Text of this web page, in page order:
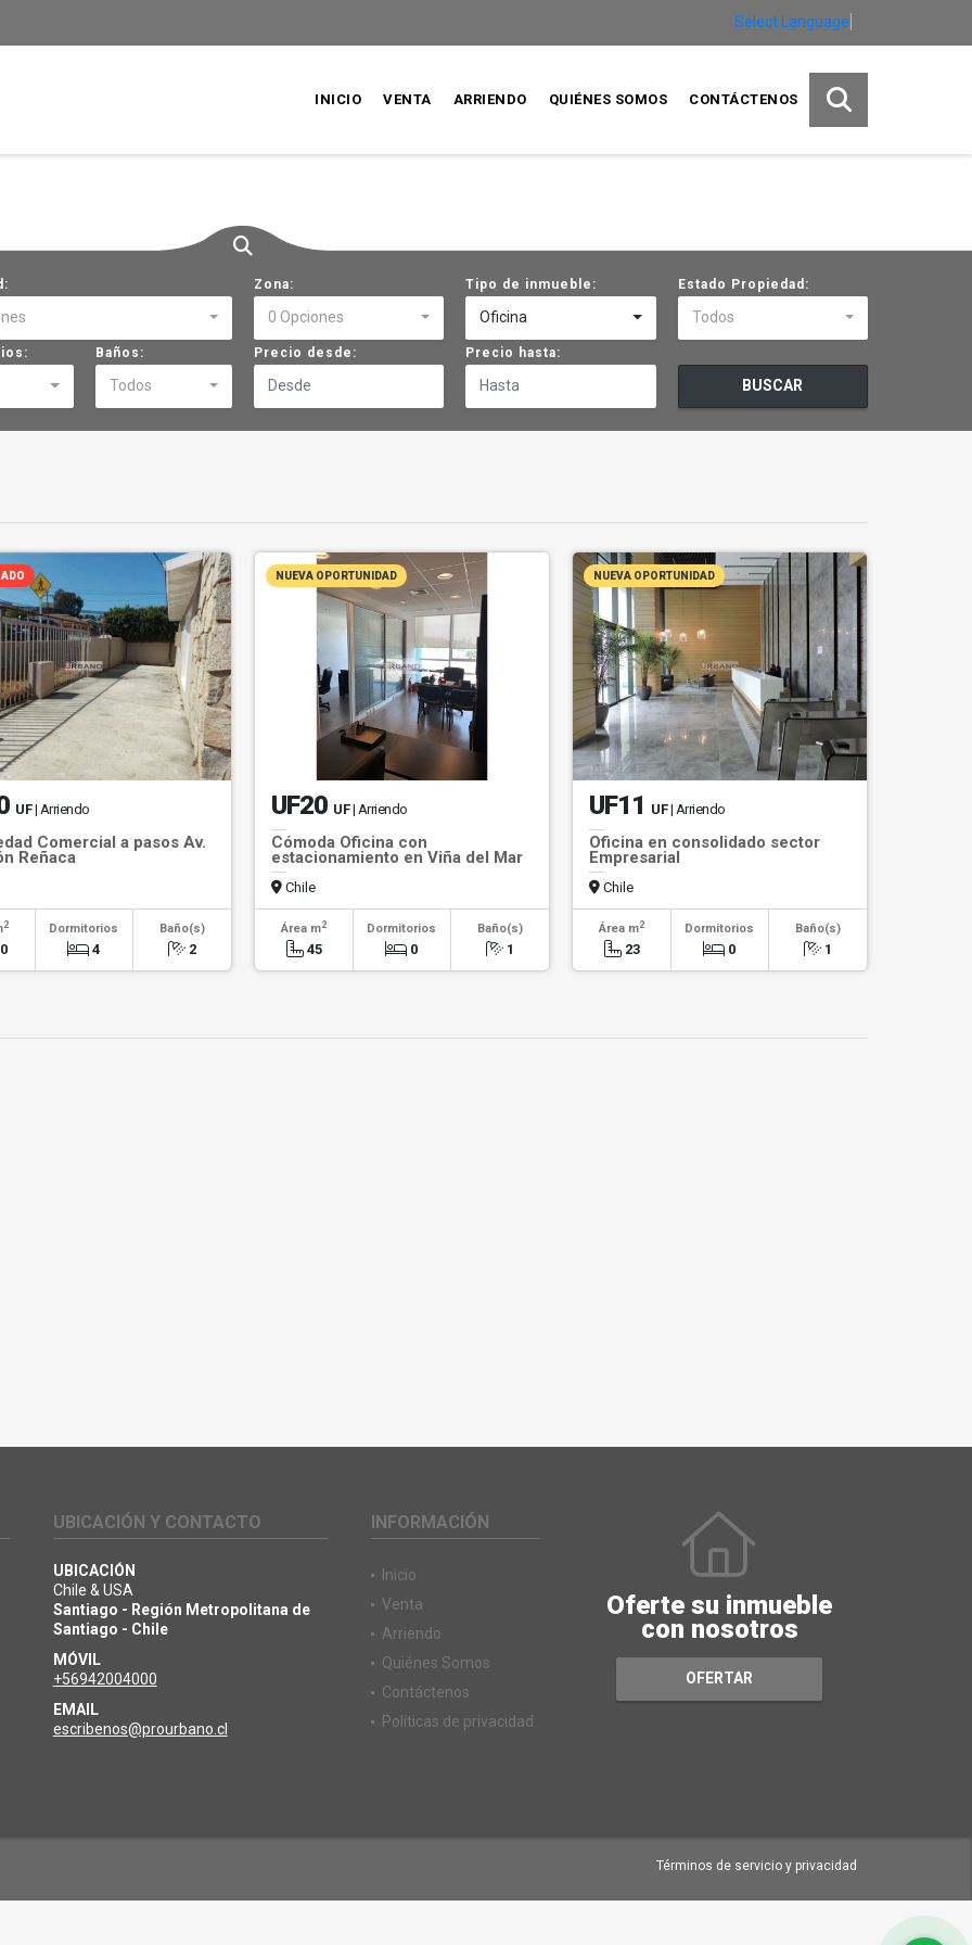
Select Language
INICIO VENTA ARRIENDO QUIÉNES SOMOS CONTÁCTENOS
Zona:
0 Opciones
Tipo de inmueble:
Oficina
Estado Propiedad:
Todos
Baños:
Todos
Precio desde: Precio hasta:
BUSCAR
UF | Arriendo
Comercial a pasos Av.
Reñaca
2 Dormitorios
4
Baño(s)
2
NUEVA OPORTUNIDAD
UF20 UF | Arriendo
Cómoda Oficina con
estacionamiento en Viña del Mar
Chile
Área m2
45
Dormitorios
0
Baño(s)
1
NUEVA OPORTUNIDAD
UF11 UF | Arriendo
Oficina en consolidado sector
Empresarial
Chile
Área m2
23
Dormitorios
0
Baño(s)
1
UBICACIÓN Y CONTACTO
UBICACIÓN
Chile & USA
Santiago - Región Metropolitana de
Santiago - Chile
MÓVIL
+56942004000
EMAIL
escribenos@prourbano.cl
INFORMACIÓN
Inicio
Venta
Arriendo
Quiénes Somos
Contáctenos
Políticas de privacidad
Oferte su inmueble
con nosotros
OFERTAR
Términos de servicio y privacidad